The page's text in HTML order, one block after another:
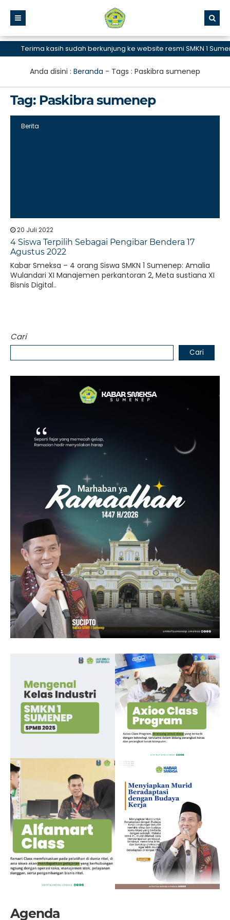
Terima kasih sudah berkunjung ke website resmi SMKN 1
Anda disini : Beranda - Tags : Paskibra sumenep
Tag: Paskibra sumenep
Berita
20 Juli 2022
4 Siswa Terpilih Sebagai Pengibar Bendera 17
Agustus 2022
Kabar Smeksa – 4 orang Siswa SMKN 1 Sumenep: Amalia
Wulandari XI Manajemen perkantoran 2, Meta sustiana XI
Bisnis Digital..
Cari
Cari
Agenda